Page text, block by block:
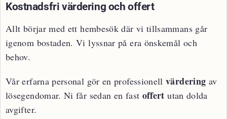
Kostnadsfri värdering och offert
Allt börjar med ett hembesök där vi tillsammans går
igenom bostaden. Vi lyssnar på era önskemål och
behov.
Vår erfarna personal gör en professionellvärdering av
lösegendomar. Ni får sedan en fast offert utan dolda
avgifter.